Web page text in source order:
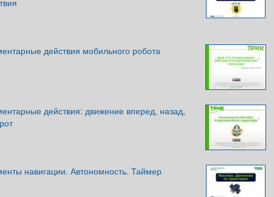
действия мобильного робота
действия: движение вперед, назад,
навигации. Автономность. Таймер